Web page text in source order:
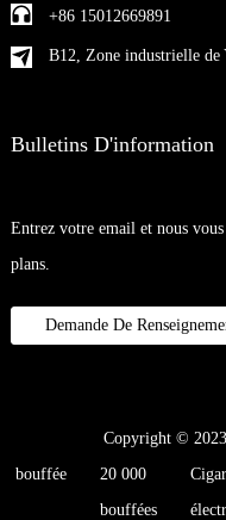
+86 15012669891
B12, Zone industrielle de
Bulletins D'information
Entrez votre email et nous
plans.
Demande De
Copyright ©
bouffée
20 000
bouffées